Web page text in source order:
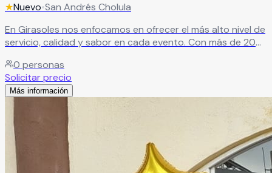
★Nuevo•San Andrés Cholula
En Girasoles nos enfocamos en ofrecer el más alto nivel de
servicio, calidad y sabor en cada evento. Con más de 20
experiencias memorables, superando las expectativas de
nuestros clientes en cada celebración.
0 personas
Solicitar precio
Más información